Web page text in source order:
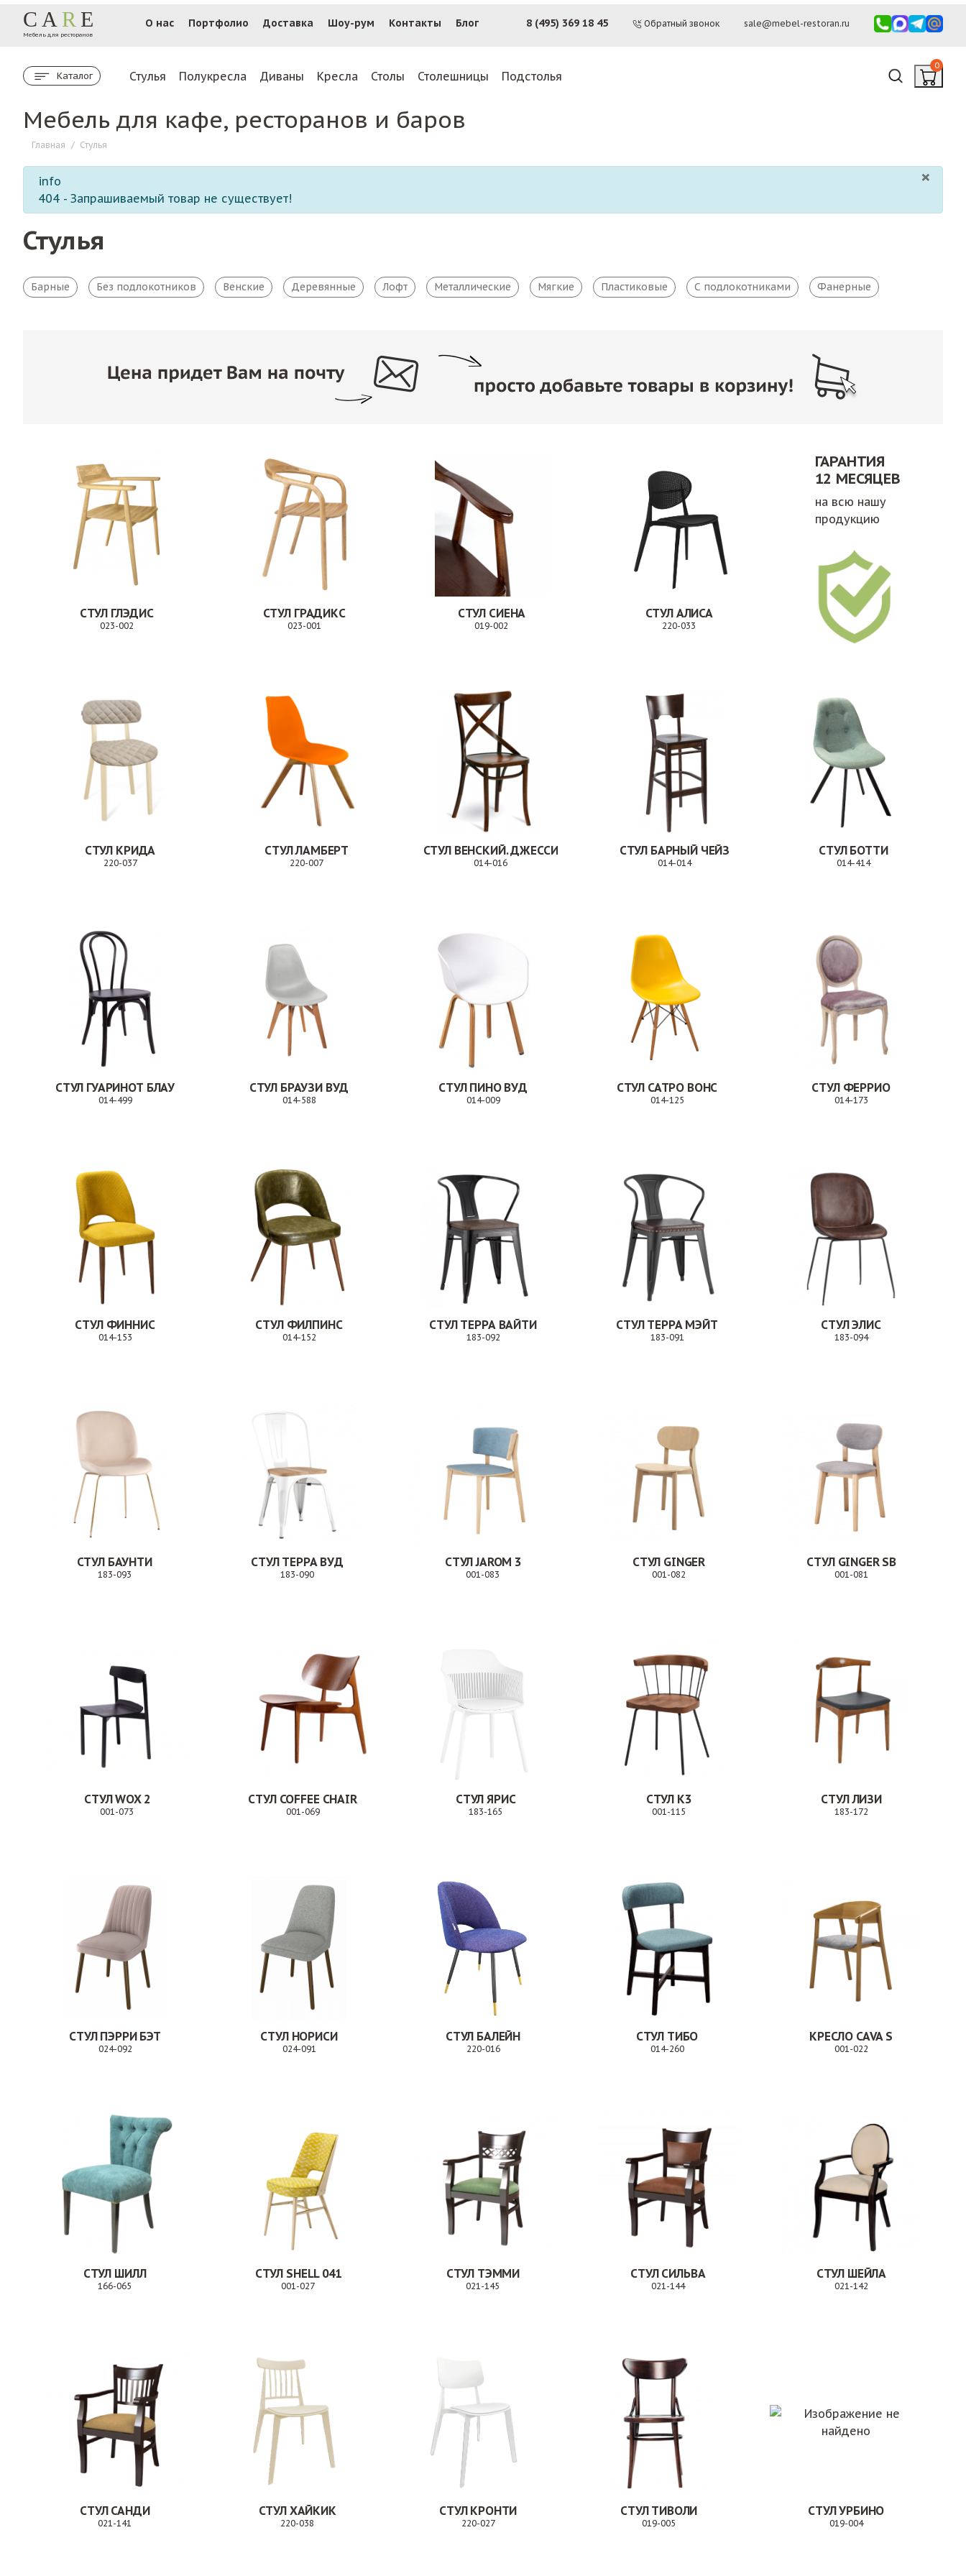
CA R E О нас Портфолио Доставка Шоу-рум Контакты Блог 8 (495) 369 18 45 Обратный звонок sale@mebel-restoran.ru
Каталог Стулья Полукресла Диваны Кресла Столы Столешницы Подстолья
0
Мебель для кафе, ресторанов и баров
Главная / Стулья
×
info
404 - Запрашиваемый товар не существует!
Стулья
Барные Без подлокотников Венские Деревянные Лофт Металлические Мягкие Пластиковые С подлокотниками Фанерные
СТУЛ ГЛЭДИС
023-002
СТУЛ ГРАДИКС
023-001
СТУЛ СИЕНА
019-002
СТУЛ АЛИСА
220-033
ГАРАНТИЯ
12 МЕСЯЦЕВ
на всю нашу
продукцию
СТУЛ КРИДА
220-037
СТУЛ ЛАМБЕРТ
220-007
СТУЛ ВЕНСКИЙ. ДЖЕССИ
014-016
СТУЛ БАРНЫЙ ЧЕЙЗ
014-014
СТУЛ БОТТИ
014-414
СТУЛ ГУАРИНОТ БЛАУ
014-499
СТУЛ БРАУЗИ ВУД
014-588
СТУЛ ПИНО ВУД
014-009
СТУЛ САТРО ВОНС
014-125
СТУЛ ФЕРРИО
014-173
СТУЛ ФИННИС
014-153
СТУЛ ФИЛПИНС
014-152
СТУЛ ТЕРРА ВАЙТИ
183-092
СТУЛ ТЕРРА МЭЙТ
183-091
СТУЛ ЭЛИС
183-094
СТУЛ БАУНТИ
183-093
СТУЛ ТЕРРА ВУД
183-090
СТУЛ JAROM 3
001-083
СТУЛ GINGER
001-082
СТУЛ GINGER SB
001-081
СТУЛ WOX 2
001-073
СТУЛ COFFEE CHAIR
001-069
СТУЛ ЯРИС
183-165
СТУЛ К3
001-115
СТУЛ ЛИЗИ
183-172
СТУЛ ПЭРРИ БЭТ
024-092
СТУЛ НОРИСИ
024-091
СТУЛ БАЛЕЙН
220-016
СТУЛ ТИБО
014-260
КРЕСЛО CAVA S
001-022
СТУЛ ШИЛЛ
166-065
СТУЛ SHELL 041
001-027
СТУЛ ТЭММИ
021-145
СТУЛ СИЛЬВА
021-144
СТУЛ ШЕЙЛА
021-142
СТУЛ САНДИ
021-141
СТУЛ ХАЙКИК
220-038
СТУЛ КРОНТИ
220-027
СТУЛ ТИВОЛИ
019-005
СТУЛ УРБИНО
019-004